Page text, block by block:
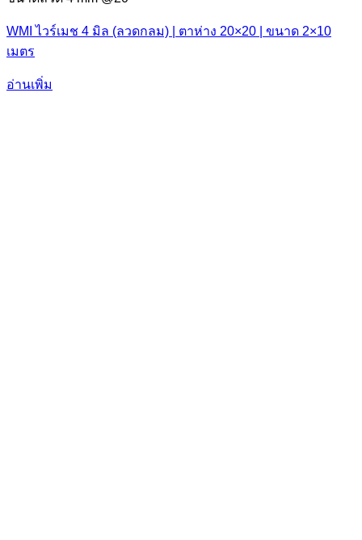
WMI ไวร์เมช 4 มิล (ลวดกลม) | ตาห่าง 20×20 | ขนาด 2×10
เมตร
อ่านเพิ่ม